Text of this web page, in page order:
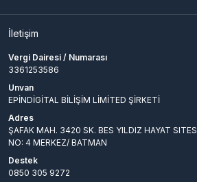
İletişim
Vergi Dairesi / Numarası
3361253586
Unvan
EPİNDİGİTAL BİLİŞİM LİMİTED ŞİRKETİ
Adres
ŞAFAK MAH. 3420 SK. BES YILDIZ HAYAT
NO: 4 MERKEZ/ BATMAN
Destek
0850 305 9272